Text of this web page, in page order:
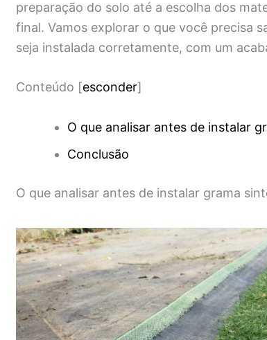
preparação do solo até a escolha dos
final. Vamos explorar o que você precisa
seja instalada corretamente, com um
Conteúdo [esconder]
O que analisar antes de instalar
Conclusão
O que analisar antes de instalar grama